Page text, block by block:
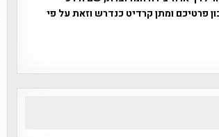
פרטיכם ומתן קרדיט כנדרש וזאת על פי